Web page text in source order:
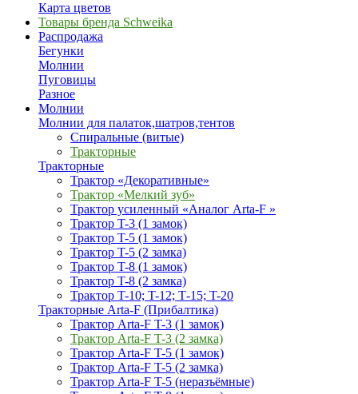
Карта цветов
Товары бренда Schweika
Распродажа
Бегунки
Молнии
Пуговицы
Разное
Молнии
Молнии для палаток,шатров,тентов
Спиральные (витые)
Тракторные
Тракторные
Трактор «Декоративные»
Трактор «Мелкий зуб»
Трактор усиленный «Аналог Arta-F »
Трактор T-3 (1 замок)
Трактор T-5 (1 замок)
Трактор T-5 (2 замка)
Трактор T-8 (1 замок)
Трактор T-8 (2 замка)
Трактор T-10; T-12; Т-15; T-20
Тракторные Arta-F (Прибалтика)
Трактор Arta-F T-3 (1 замок)
Трактор Arta-F T-3 (2 замка)
Трактор Arta-F T-5 (1 замок)
Трактор Arta-F T-5 (2 замка)
Трактор Arta-F T-5 (неразъёмные)